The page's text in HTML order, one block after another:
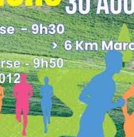
(documents fournis pas nos services)
de tennis, de tennis de table, un jeu 3